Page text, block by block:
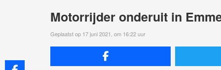
Motorrijder onderuit in
Geplaatst op 17 juni 2021, om 16:22 uur